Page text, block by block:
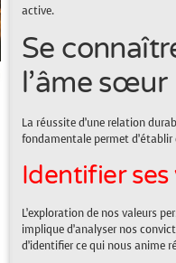
active.
Se
l’âme sœur
La réussite d’une relation
fondamentale permet
Identifier
L’exploration de nos valeurs
implique d’analyser nos
d’identifier ce qui nous anime